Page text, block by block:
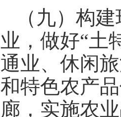
（九）构
业，做好“土
通业、休闲
和特色农产
廊，实施农